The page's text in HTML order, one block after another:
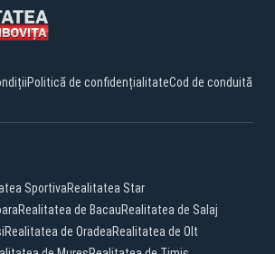
Politică de confidențialitateCod de conduită
SportivaRealitatea Star
Realitatea de BacauRealitatea de Salaj
Realitatea de OradeaRealitatea de Olt